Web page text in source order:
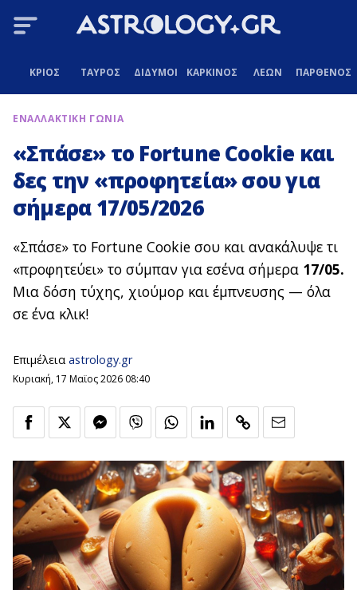
ΚΡΙΟΣ ΤΑΥΡΟΣ ΔΙΔΥΜΟΙ ΚΑΡΚΙΝΟΣ ΛΕΩΝ ΠΑΡΘΕΝΟΣ
ΕΝΑΛΛΑΚΤΙΚΗ ΓΩΝΙΑ
«Σπάσε» το Fortune Cookie και
δες την «προφητεία» σου για
σήμερα 17/05/2026
«Σπάσε» το Fortune Cookie σου και ανακάλυψε τι
«προφητεύει» το σύμπαν για εσένα σήμερα 17/05.
Μια δόση τύχης, χιούμορ και έμπνευσης — όλα
σε ένα κλικ!
Επιμέλεια astrology.gr
Κυριακή, 17 Μαϊος 2026 08:40